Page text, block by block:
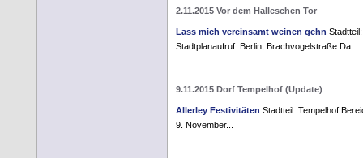
2.11.2015 Vor dem Halleschen Tor
Lass mich vereinsamt weinen gehn
Stadtplanaufruf: Berlin, Brachvogelstraße Da...
9.11.2015 Dorf Tempelhof (Update)
Allerley Festivitäten Stadtteil: Tempelhof
9. November...